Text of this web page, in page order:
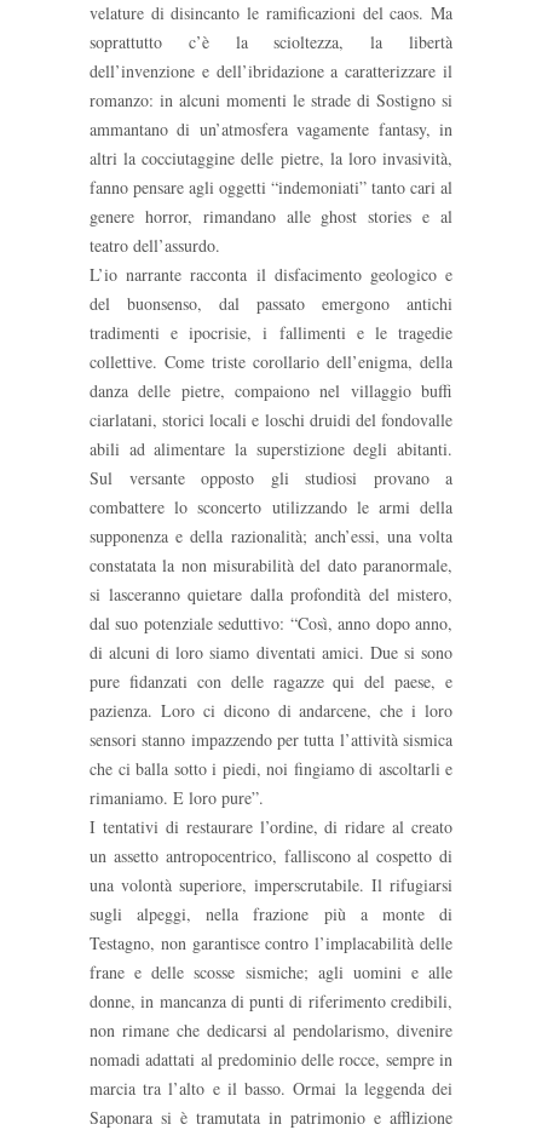
velature di disincanto le ramificazioni del caos. Ma
soprattutto c’è la scioltezza, la libertà
dell’invenzione e dell’ibridazione a caratterizzare il
romanzo: in alcuni momenti le strade di Sostigno si
ammantano di un’atmosfera vagamente fantasy, in
altri la cocciutaggine delle pietre, la loro invasività,
fanno pensare agli oggetti “indemoniati” tanto cari al
genere horror, rimandano alle ghost stories e al
teatro dell’assurdo.
L’io narrante racconta il disfacimento geologico e
del buonsenso, dal passato emergono antichi
tradimenti e ipocrisie, i fallimenti e le tragedie
collettive. Come triste corollario dell’enigma, della
danza delle pietre, compaiono nel villaggio buffi
ciarlatani, storici locali e loschi druidi del fondovalle
abili ad alimentare la superstizione degli abitanti.
Sul versante opposto gli studiosi provano a
combattere lo sconcerto utilizzando le armi della
supponenza e della razionalità; anch’essi, una volta
constatata la non misurabilità del dato paranormale,
si lasceranno quietare dalla profondità del mistero,
dal suo potenziale seduttivo: “Così, anno dopo anno,
di alcuni di loro siamo diventati amici. Due si sono
pure fidanzati con delle ragazze qui del paese, e
pazienza. Loro ci dicono di andarcene, che i loro
sensori stanno impazzendo per tutta l’attività sismica
che ci balla sotto i piedi, noi fingiamo di ascoltarli e
rimaniamo. E loro pure”.
I tentativi di restaurare l’ordine, di ridare al creato
un assetto antropocentrico, falliscono al cospetto di
una volontà superiore, imperscrutabile. Il rifugiarsi
sugli alpeggi, nella frazione più a monte di
Testagno, non garantisce contro l’implacabilità delle
frane e delle scosse sismiche; agli uomini e alle
donne, in mancanza di punti di riferimento credibili,
non rimane che dedicarsi al pendolarismo, divenire
nomadi adattati al predominio delle rocce, sempre in
marcia tra l’alto e il basso. Ormai la leggenda dei
Saponara si è tramutata in patrimonio e afflizione